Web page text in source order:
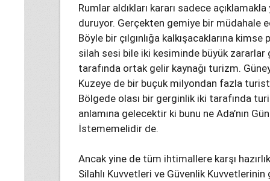
Rumlar aldıkları kararı sadece
duruyor. Gerçekten gemiye bir müdahale
Böyle bir çılgınlığa kalkışacaklarına
silah sesi bile iki kesiminde büyük
tarafında ortak gelir kaynağı turizm.
Kuzeye de bir buçuk milyondan fazla
Bölgede olası bir gerginlik iki tarafında
anlamına gelecektir ki bunu ne Ada’nın
İstememelidir de.
Ancak yine de tüm ihtimallere karşı
Silahlı Kuvvetleri ve Güvenlik